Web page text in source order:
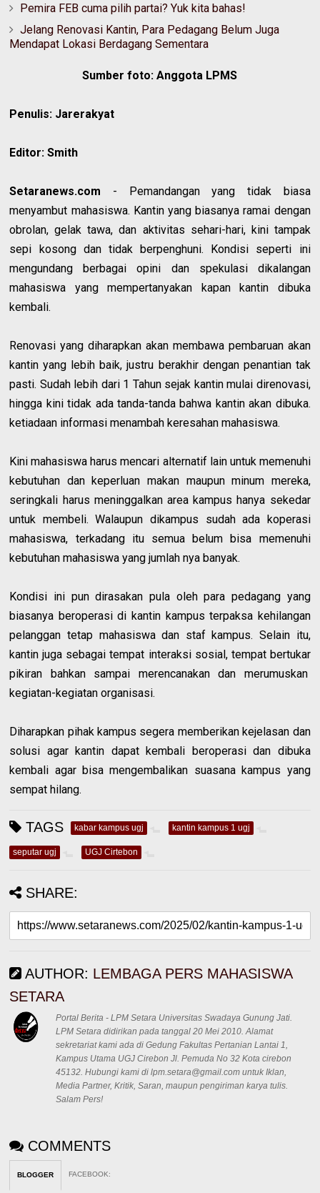
Pemira FEB cuma pilih partai? Yuk kita bahas!
Jelang Renovasi Kantin, Para Pedagang Belum Juga
Mendapat Lokasi Berdagang Sementara
Sumber foto: Anggota LPMS
Penulis: Jarerakyat
Editor: Smith
Setaranews.com - Pemandangan yang tidak biasa
menyambut mahasiswa. Kantin yang biasanya ramai dengan
obrolan, gelak tawa, dan aktivitas sehari-hari, kini tampak
sepi kosong dan tidak berpenghuni. Kondisi seperti ini
mengundang berbagai opini dan spekulasi dikalangan
mahasiswa yang mempertanyakan kapan kantin dibuka
kembali.
Renovasi yang diharapkan akan membawa pembaruan akan
kantin yang lebih baik, justru berakhir dengan penantian tak
pasti. Sudah lebih dari 1 Tahun sejak kantin mulai direnovasi,
hingga kini tidak ada tanda-tanda bahwa kantin akan dibuka.
ketiadaan informasi menambah keresahan mahasiswa.
Kini mahasiswa harus mencari alternatif lain untuk memenuhi
kebutuhan dan keperluan makan maupun minum mereka,
seringkali harus meninggalkan area kampus hanya sekedar
untuk membeli. Walaupun dikampus sudah ada koperasi
mahasiswa, terkadang itu semua belum bisa memenuhi
kebutuhan mahasiswa yang jumlah nya banyak.
Kondisi ini pun dirasakan pula oleh para pedagang yang
biasanya beroperasi di kantin kampus terpaksa kehilangan
pelanggan tetap mahasiswa dan staf kampus. Selain itu,
kantin juga sebagai tempat interaksi sosial, tempat bertukar
pikiran bahkan sampai merencanakan dan merumuskan
kegiatan-kegiatan organisasi.
Diharapkan pihak kampus segera memberikan kejelasan dan
solusi agar kantin dapat kembali beroperasi dan dibuka
kembali agar bisa mengembalikan suasana kampus yang
sempat hilang.
TAGS kabar kampus ugj kantin kampus 1 ugj
seputar ugj UGJ Cirtebon
SHARE:
AUTHOR: LEMBAGA PERS MAHASISWA
SETARA
Portal Berita - LPM Setara Universitas Swadaya Gunung Jati.
LPM Setara didirikan pada tanggal 20 Mei 2010. Alamat
sekretariat kami ada di Gedung Fakultas Pertanian Lantai 1,
Kampus Utama UGJ Cirebon Jl. Pemuda No 32 Kota cirebon
45132. Hubungi kami di lpm.setara@gmail.com untuk Iklan,
Media Partner, Kritik, Saran, maupun pengiriman karya tulis.
Salam Pers!
COMMENTS
BLOGGER FACEBOOK: